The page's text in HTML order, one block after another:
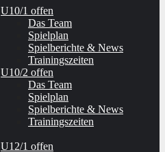
U10/1 offen
Das Team
Spielplan
Spielberichte & News
Trainingszeiten
U10/2 offen
Das Team
Spielplan
Spielberichte & News
Trainingszeiten
U12/1 offen